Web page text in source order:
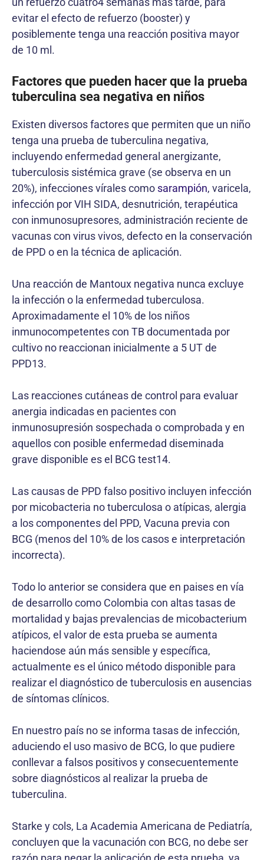
evitar el efecto de refuerzo (booster) y
posiblemente tenga una reacción positiva mayor
de 10 ml.
Factores que pueden hacer que la prueba
tuberculina sea negativa en niños
Existen diversos factores que permiten que un niño
tenga una prueba de tuberculina negativa,
incluyendo enfermedad general anergizante,
tuberculosis sistémica grave (se observa en un
20%), infecciones vírales como sarampión, varicela,
infección por VIH SIDA, desnutrición, terapéutica
con inmunosupresores, administración reciente de
vacunas con virus vivos, defecto en la conservación
de PPD o en la técnica de aplicación.
Una reacción de Mantoux negativa nunca excluye
la infección o la enfermedad tuberculosa.
Aproximadamente el 10% de los niños
inmunocompetentes con TB documentada por
cultivo no reaccionan inicialmente a 5 UT de
PPD13.
Las reacciones cutáneas de control para evaluar
anergia indicadas en pacientes con
inmunosupresión sospechada o comprobada y en
aquellos con posible enfermedad diseminada
grave disponible es el BCG test14.
Las causas de PPD falso positivo incluyen infección
por micobacteria no tuberculosa o atípicas, alergia
a los componentes del PPD, Vacuna previa con
BCG (menos del 10% de los casos e interpretación
incorrecta).
Todo lo anterior se considera que en paises en vía
de desarrollo como Colombia con altas tasas de
mortalidad y bajas prevalencias de micobacterium
atípicos, el valor de esta prueba se aumenta
haciendose aún más sensible y específica,
actualmente es el único método disponible para
realizar el diagnóstico de tuberculosis en ausencias
de síntomas clínicos.
En nuestro país no se informa tasas de infección,
aduciendo el uso masivo de BCG, lo que pudiere
conllevar a falsos positivos y consecuentemente
sobre diagnósticos al realizar la prueba de
tuberculina.
Starke y cols, La Academia Americana de Pediatría,
concluyen que la vacunación con BCG, no debe ser